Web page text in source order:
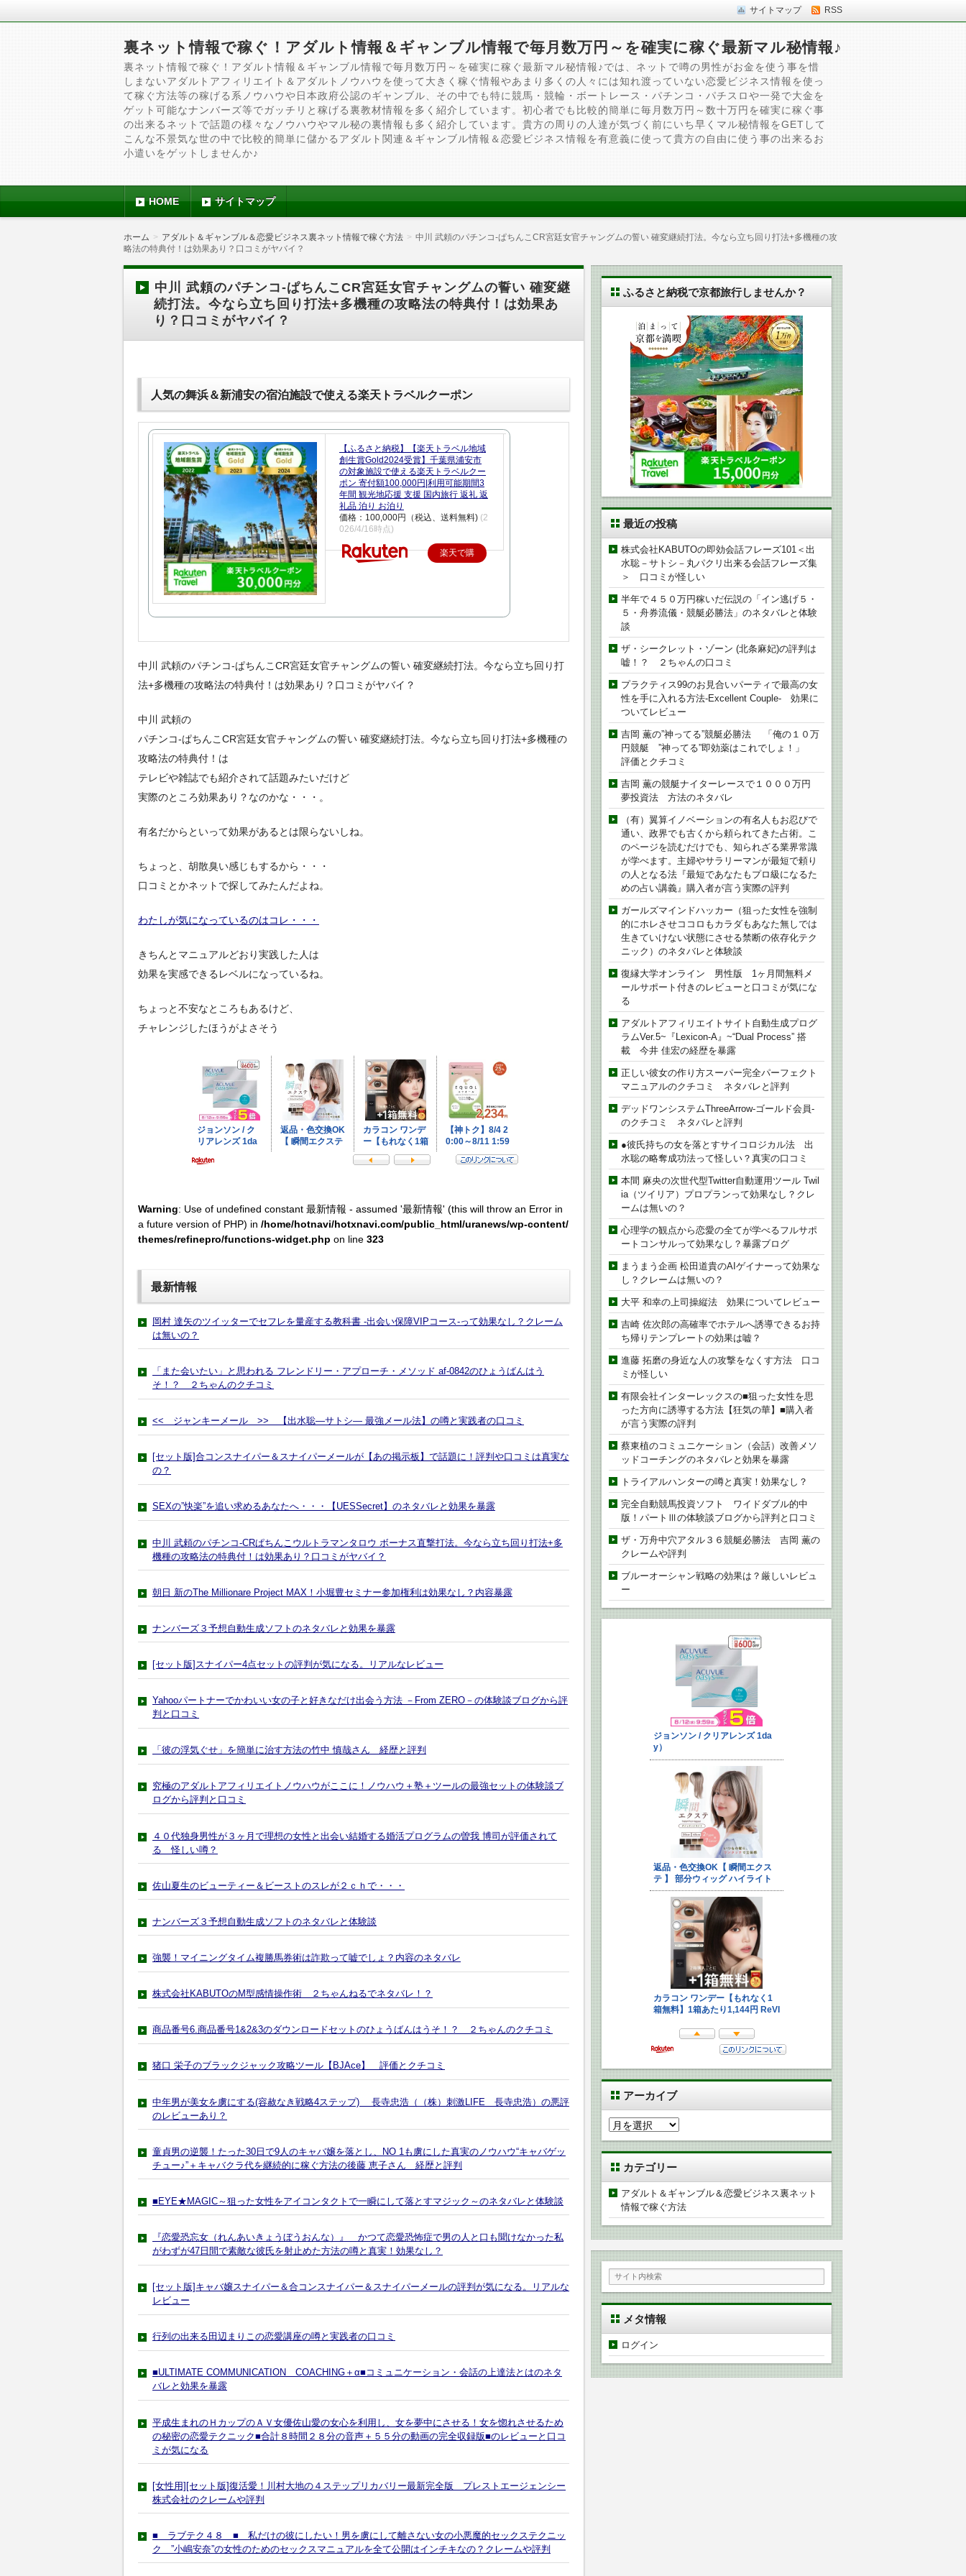
サイトマップ RSS
裏ネット情報で稼ぐ！アダルト情報＆ギャンブル情報で毎月数万円～を確実に稼ぐ最新マル秘情報♪
裏ネット情報で稼ぐ！アダルト情報＆ギャンブル情報で毎月数万円～を確実に稼ぐ最新マル秘情報♪では、ネットで噂の男性がお金を使う事を惜
しまないアダルトアフィリエイト＆アダルトノウハウを使って大きく稼ぐ情報やあまり多くの人々には知れ渡っていない恋愛ビジネス情報を使っ
て稼ぐ方法等の稼げる系ノウハウや日本政府公認のギャンブル、その中でも特に競馬・競輪・ボートレース・パチンコ・パチスロや一発で大金を
ゲット可能なナンバーズ等でガッチリと稼げる裏教材情報を多く紹介しています。初心者でも比較的簡単に毎月数万円～数十万円を確実に稼ぐ事
の出来るネットで話題の様々なノウハウやマル秘の裏情報も多く紹介しています。貴方の周りの人達が気づく前にいち早くマル秘情報をGETして
こんな不景気な世の中で比較的簡単に儲かるアダルト関連＆ギャンブル情報＆恋愛ビジネス情報を有意義に使って貴方の自由に使う事の出来るお
小遣いをゲットしませんか♪
HOME サイトマップ
ホーム アダルト＆ギャンブル＆恋愛ビジネス裏ネット情報で稼ぐ方法
中川 武頼のパチンコ-ぱちんこCR宮廷女官チャングムの誓い 確変継続打法。今なら立ち回り打法+多機種の攻
略法の特典付！は効果あり？口コミがヤバイ？
中川 武頼のパチンコ-ぱちんこCR宮廷女官チャングムの誓い 確変継
続打法。今なら立ち回り打法+多機種の攻略法の特典付！は効果あ
り？口コミがヤバイ？
人気の舞浜＆新浦安の宿泊施設で使える楽天トラベルクーポン
【ふるさと納税】【楽天トラベル地域
創生賞Gold2024受賞】千葉県浦安市
の対象施設で使える楽天トラベルクー
ポン 寄付額100,000円|利用可能期間3
年間 観光地応援 支援 国内旅行 返礼 返
礼品 泊り お泊り
価格：100,000円（税込、送料無料) (2
026/4/16時点)
楽天で購
中川 武頼のパチンコ-ぱちんこCR宮廷女官チャングムの誓い 確変継続打法。今なら立ち回り打
法+多機種の攻略法の特典付！は効果あり？口コミがヤバイ？
中川 武頼の
パチンコ-ぱちんこCR宮廷女官チャングムの誓い 確変継続打法。今なら立ち回り打法+多機種の
攻略法の特典付！は
テレビや雑誌でも紹介されて話題みたいだけど
実際のところ効果あり？なのかな・・・。
有名だからといって効果があるとは限らないしね。
ちょっと、胡散臭い感じもするから・・・
口コミとかネットで探してみたんだよね。
わたしが気になっているのはコレ・・・
きちんとマニュアルどおり実践した人は
効果を実感できるレベルになっているね。
ちょっと不安なところもあるけど、
チャレンジしたほうがよさそう
Warning: Use of undefined constant 最新情報 - assumed '最新情報' (this will throw an Error in
a future version of PHP) in /home/hotnavi/hotxnavi.com/public_html/uranews/wp-content/
themes/refinepro/functions-widget.php on line 323
最新情報
岡村 達矢のツイッターでセフレを量産する教科書 -出会い保障VIPコース-って効果なし？クレーム
は無いの？
「また会いたい」と思われる フレンドリー・アプローチ・メソッド af-0842のひょうばんはう
そ！？ ２ちゃんのクチコミ
<< ジャンキーメール >> 【出水聡―サトシ― 最強メール法】の噂と実践者の口コミ
[セット版]合コンスナイパー＆スナイパーメールが【あの掲示板】で話題に！評判や口コミは真実な
の？
SEXの”快楽”を追い求めるあなたへ・・・【UESSecret】のネタバレと効果を暴露
中川 武頼のパチンコ-CRぱちんこウルトラマンタロウ ボーナス直撃打法。今なら立ち回り打法+多
機種の攻略法の特典付！は効果あり？口コミがヤバイ？
朝日 新のThe Millionare Project MAX！小堀豊セミナー参加権利は効果なし？内容暴露
ナンバーズ３予想自動生成ソフトのネタバレと効果を暴露
[セット版]スナイパー4点セットの評判が気になる。リアルなレビュー
Yahooパートナーでかわいい女の子と好きなだけ出会う方法 －From ZERO－の体験談ブログから評
判と口コミ
「彼の浮気ぐせ」を簡単に治す方法の竹中 慎哉さん 経歴と評判
究極のアダルトアフィリエイトノウハウがここに！ノウハウ＋塾＋ツールの最強セットの体験談ブ
ログから評判と口コミ
４０代独身男性が３ヶ月で理想の女性と出会い結婚する婚活プログラムの曽我 博司が評価されて
る 怪しい噂？
佐山夏生のビューティー＆ビーストのスレが２ｃｈで・・・
ナンバーズ３予想自動生成ソフトのネタバレと体験談
強襲！マイニングタイム複勝馬券術は詐欺って嘘でしょ？内容のネタバレ
株式会社KABUTOのM型感情操作術 ２ちゃんねるでネタバレ！？
商品番号6.商品番号1&2&3のダウンロードセットのひょうばんはうそ！？ ２ちゃんのクチコミ
猪口 栄子のブラックジャック攻略ツール【BJAce】 評価とクチコミ
中年男が美女を虜にする(容赦なき戦略4ステップ) 長寺忠浩（（株）刺激LIFE 長寺忠浩）の悪評
のレビューあり？
童貞男の逆襲！たった30日で9人のキャバ嬢を落とし、NO 1も虜にした真実のノウハウ“キャバゲッ
チュー♪”＋キャバクラ代を継続的に稼ぐ方法の後藤 恵子さん 経歴と評判
■EYE★MAGIC～狙った女性をアイコンタクトで一瞬にして落とすマジック～のネタバレと体験談
『恋愛恐忘女（れんあいきょうぼうおんな）』 かつて恋愛恐怖症で男の人と口も聞けなかった私
がわずが47日間で素敵な彼氏を射止めた方法の噂と真実！効果なし？
[セット版]キャバ嬢スナイパー＆合コンスナイパー＆スナイパーメールの評判が気になる。リアルな
レビュー
行列の出来る田辺まりこの恋愛講座の噂と実践者の口コミ
■ULTIMATE COMMUNICATION COACHING＋α■コミュニケーション・会話の上達法とはのネタ
バレと効果を暴露
平成生まれのＨカップのＡＶ女優佐山愛の女心を利用し、女を夢中にさせる！女を惚れさせるため
の秘密の恋愛テクニック■合計８時間２８分の音声＋５５分の動画の完全収録版■のレビューと口コ
ミが気になる
[女性用][セット版]復活愛！川村大地の４ステップリカバリー最新完全版 プレストエージェンシー
株式会社のクレームや評判
■ ラブテク４８ ■ 私だけの彼にしたい！男を虜にして離さない女の小悪魔的セックステクニッ
ク ”小嶋安奈”の女性のためのセックスマニュアルを全て公開はインチキなの？クレームや評判
ふるさと納税で京都旅行しませんか？
最近の投稿
株式会社KABUTOの即効会話フレーズ101＜出
水聡－サトシ－丸パクリ出来る会話フレーズ集
＞ 口コミが怪しい
半年で４５０万円稼いだ伝説の「イン逃げ５・
５・舟券流儀・競艇必勝法」のネタバレと体験
談
ザ・シークレット・ゾーン (北条麻妃)の評判は
嘘！？ ２ちゃんの口コミ
プラクティス99のお見合いパーティで最高の女
性を手に入れる方法-Excellent Couple- 効果に
ついてレビュー
吉岡 薫の”神ってる”競艇必勝法 「俺の１０万
円競艇 ”神ってる”即効薬はこれでしょ！」
評価とクチコミ
吉岡 薫の競艇ナイターレースで１０００万円
夢投資法 方法のネタバレ
（有）翼算イノベーションの有名人もお忍びで
通い、政界でも古くから頼られてきた占術。こ
のページを読むだけでも、知られざる業界常識
が学べます。主婦やサラリーマンが最短で頼り
の人となる法『最短であなたもプロ級になるた
めの占い講義』購入者が言う実際の評判
ガールズマインドハッカー（狙った女性を強制
的にホレさせココロもカラダもあなた無しでは
生きていけない状態にさせる禁断の依存化テク
ニック）のネタバレと体験談
復縁大学オンライン 男性版 1ヶ月間無料メ
ールサポート付きのレビューと口コミが気にな
る
アダルトアフィリエイトサイト自動生成プログ
ラムVer.5~『Lexicon-A』~“Dual Process” 搭
載 今井 佳宏の経歴を暴露
正しい彼女の作り方スーパー完全パーフェクト
マニュアルのクチコミ ネタバレと評判
デッドワンシステムThreeArrow-ゴールド会員-
のクチコミ ネタバレと評判
●彼氏持ちの女を落とすサイコロジカル法 出
水聡の略奪成功法って怪しい？真実の口コミ
本間 麻央の次世代型Twitter自動運用ツール Twil
ia（ツイリア）プロプランって効果なし？クレ
ームは無いの？
心理学の観点から恋愛の全てが学べるフルサポ
ートコンサルって効果なし？暴露ブログ
まうまう企画 松田道貴のAIゲイナーって効果な
し？クレームは無いの？
大平 和幸の上司操縦法 効果についてレビュー
吉崎 佐次郎の高確率でホテルへ誘導できるお持
ち帰りテンプレートの効果は嘘？
進藤 拓磨の身近な人の攻撃をなくす方法 口コ
ミが怪しい
有限会社インターレックスの■狙った女性を思
った方向に誘導する方法【狂気の華】■購入者
が言う実際の評判
蔡東植のコミュニケーション（会話）改善メソ
ッドコーチングのネタバレと効果を暴露
トライアルハンターの噂と真実！効果なし？
完全自動競馬投資ソフト ワイドダブル的中
版！パートⅢの体験談ブログから評判と口コミ
ザ・万舟中穴アタル３６競艇必勝法 吉岡 薫の
クレームや評判
ブルーオーシャン戦略の効果は？厳しいレビュ
ー
アーカイブ
ア
ー
カ
イ
ブ
カテゴリー
アダルト＆ギャンブル＆恋愛ビジネス裏ネット
情報で稼ぐ方法
メタ情報
ログイン